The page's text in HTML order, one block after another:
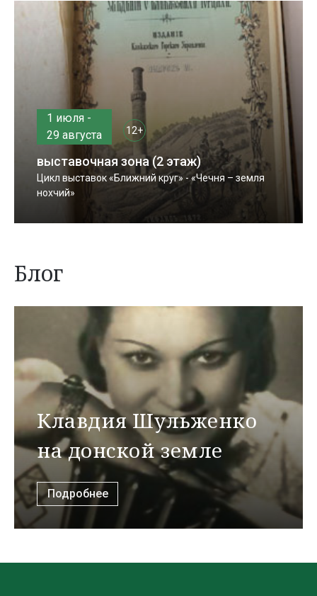
1 июля -
29 августа
12+
выставочная зона (2 этаж)
Цикл выставок «Ближний круг» - «Чечня – земля
нохчий»
Блог
Клавдия Шульженко
на донской земле
Подробнее